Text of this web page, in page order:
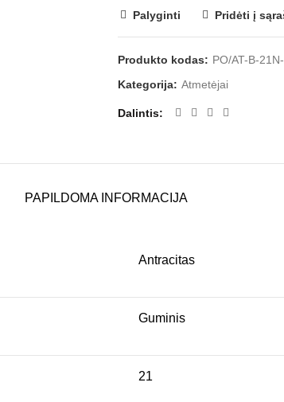
Palyginti Pridėti į
Produkto kodas: PO/AT-B-
Kategorija: Atmetėjai
Dalintis
PAPILDOMA INFORMACIJA
Antracitas
Guminis
21